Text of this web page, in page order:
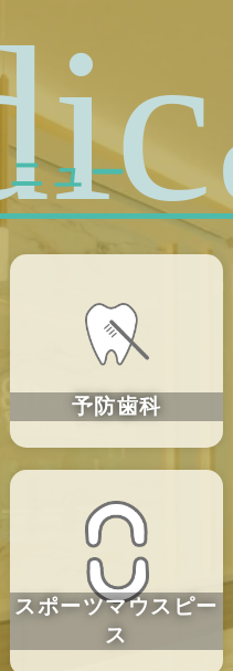
ニュー
予防歯科
スポーツマウスピー
ス